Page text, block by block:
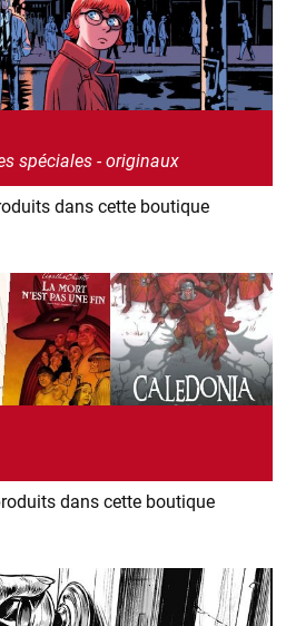
spéciales - originaux
dans cette boutique
dans cette boutique